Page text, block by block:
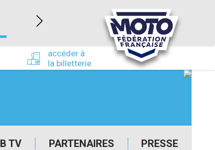
TV PARTENAIRES PRESSE
accéder à
la billetterie
NEVERS MAGNY-COURS (58)
du 24/09/2026 au 27/09/2026